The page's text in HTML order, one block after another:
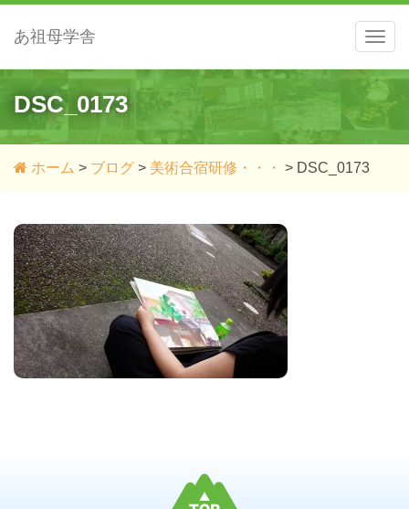
メ
ニ
ー
あ祖母学舎
DSC_0173
ホーム > ブログ > 美術合宿研修・・・ > DSC_0173